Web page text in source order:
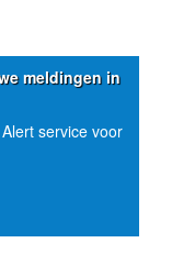
meldingen in
service voor